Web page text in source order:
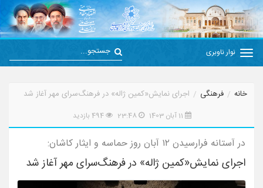
نوار ناوبری
خانه فرهنگی اجرای نمایش«کمین ژاله» در فرهنگ‌سرای مهر آغاز شد
در آستانه فرارسیدن ۱۲ آبان روز حماسه و ایثار کاشان:
اجرای نمایش«کمین ژاله» در فرهنگ‌سرای مهر آغاز شد